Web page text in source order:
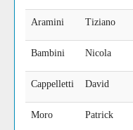
Aramini Tiziano
Bambini Nicola
Cappelletti David
Moro Patrick